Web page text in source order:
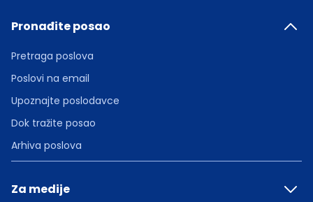
Pronađite posao
Pretraga poslova
Poslovi na email
Upoznajte poslodavce
Dok tražite posao
Arhiva poslova
Za medije